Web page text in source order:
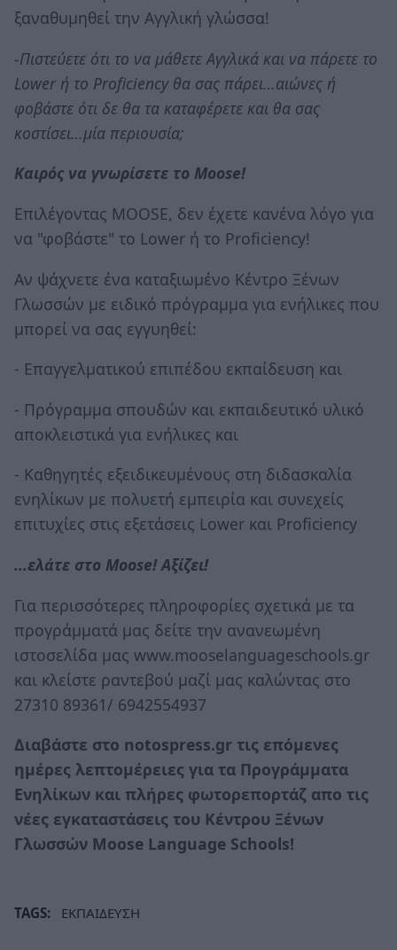
ξαναθυμηθεί την Αγγλική γλώσσα!
-Πιστεύετε ότι το να μάθετε Αγγλικά και να πάρετε το
Lower ή το Proficiency θα σας πάρει…αιώνες ή
φοβάστε ότι δε θα τα καταφέρετε και θα σας
κοστίσει…μία περιουσία;
Καιρός να γνωρίσετε τo Moose!
Επιλέγοντας MOOSE, δεν έχετε κανένα λόγο για
να "φοβάστε" το Lower ή το Proficiency!
Αν ψάχνετε ένα καταξιωμένο Κέντρο Ξένων
Γλωσσών με ειδικό πρόγραμμα για ενήλικες που
μπορεί να σας εγγυηθεί:
- Επαγγελματικού επιπέδου εκπαίδευση και
- Πρόγραμμα σπουδών και εκπαιδευτικό υλικό
αποκλειστικά για ενήλικες και
- Καθηγητές εξειδικευμένους στη διδασκαλία
ενηλίκων με πολυετή εμπειρία και συνεχείς
επιτυχίες στις εξετάσεις Lower και Proficiency
...ελάτε στo Moose! Αξίζει!
Για περισσότερες πληροφορίες σχετικά με τα
προγράμματά μας δείτε την ανανεωμένη
ιστοσελίδα μας www.mooselanguageschools.gr
και κλείστε ραντεβού μαζί μας καλώντας στο
27310 89361/ 6942554937
Διαβάστε στο notospress.gr τις επόμενες
ημέρες λεπτομέρειες για τα Προγράμματα
Ενηλίκων και πλήρες φωτορεπορτάζ απο τις
νέες εγκαταστάσεις του Κέντρου Ξένων
Γλωσσών Moose Language Schools!
TAGS: ΕΚΠΑΙΔΕΥΣΗ